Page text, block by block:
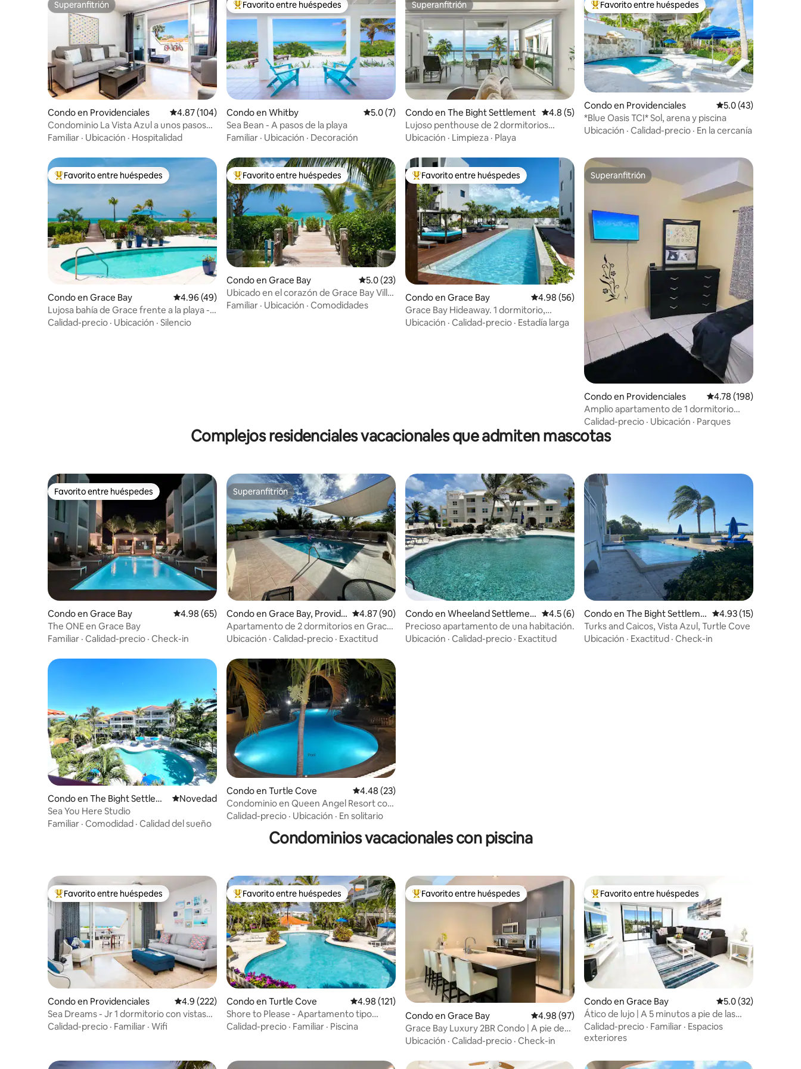
Superanfitrión
Superanfitrión
Condo en Providenciales Calificación promedio: 4.87 de 5, 104 reseñas
4.87 (104)
Condominio La Vista Azul a unos pasos
de la playa de Grace Bay
Familiar · Ubicación · Hospitalidad
Favorito entre huéspedes preferido
Favorito entre huéspedes
Condo en Whitby Calificación promedio: 5.0 de 5, 7 reseñas
5.0 (7)
Sea Bean - A pasos de la playa
Familiar · Ubicación · Decoración
Superanfitrión
Superanfitrión
Condo en The Bight Settlement Calificación promedio: 4.8 de 5, 5 reseñas
4.8 (5)
Lujoso penthouse de 2 dormitorios
frente al mar en Grace Bay
Ubicación · Limpieza · Playa
Favorito entre huéspedes preferido
Favorito entre huéspedes
Condo en Providenciales Calificación
5.0 (43)
*Blue Oasis TCI* Sol, arena y piscina
Ubicación · Calidad-precio · En la cercanía
Favorito entre huéspedes preferido
Favorito entre huéspedes
Condo en Grace Bay Calificación promedio: 4.96 de 5, 49 reseñas
4.96 (49)
Lujosa bahía de Grace frente a la playa -
¡Perfección!
Calidad-precio · Ubicación · Silencio
Favorito entre huéspedes preferido
Favorito entre huéspedes
Condo en Grace Bay Calificación promedio: 5.0 de 5, 23 reseñas
5.0 (23)
Ubicado en el corazón de Grace Bay Villa
Renaissance.
Familiar · Ubicación · Comodidades
Favorito entre huéspedes preferido
Favorito entre huéspedes
Condo en Grace Bay Calificación promedio: 4.98 de 5, 56 reseñas
4.98 (56)
Grace Bay Hideaway. 1 dormitorio,
centro de Grace Bay.
Ubicación · Calidad-precio · Estadía larga
Superanfitrión
Superanfitrión
Condo en Providenciales Calificación promedio:
4.78 (198)
Amplio apartamento de 1 dormitorio
cerca de la playa
Calidad-precio · Ubicación · Parques
Complejos residenciales vacacionales que admiten mascotas
Favorito entre huéspedes
Favorito entre huéspedes
Condo en Grace Bay Calificación promedio: 4.98 de 5, 65 reseñas
4.98 (65)
The ONE en Grace Bay
Familiar · Calidad-precio · Check-in
Superanfitrión
Superanfitrión
Condo en Grace Bay, Provide
nciales
Calificación promedio: 4.87 de 5, 90 reseñas
4.87 (90)
Apartamento de 2 dormitorios en Grace
Bay a pocos pasos de la playa
Ubicación · Calidad-precio · Exactitud
Condo en Wheeland Settlemen
t
Calificación promedio: 4.5 de 5, 6 reseñas
4.5 (6)
Precioso apartamento de una habitación.
Ubicación · Calidad-precio · Exactitud
Condo en The Bight Settleme
nt
Calificación
4.93 (15)
Turks and Caicos, Vista Azul, Turtle Cove
Ubicación · Exactitud · Check-in
Condo en The Bight Settlem
ent
Lugar para hospedarse
Novedad
Sea You Here Studio
Familiar · Comodidad · Calidad del sueño
Condo en Turtle Cove Calificación promedio: 4.48 de 5, 23 reseñas
4.48 (23)
Condominio en Queen Angel Resort con
cama tamaño king, piscina y gimnasio
Calidad-precio · Ubicación · En solitario
Condominios vacacionales con piscina
Favorito entre huéspedes preferido
Favorito entre huéspedes
Condo en Providenciales Calificación promedio: 4.9 de 5, 222 reseñas
4.9 (222)
Sea Dreams - Jr 1 dormitorio con vistas
panorámicas al mar
Calidad-precio · Familiar · Wifi
Favorito entre huéspedes preferido
Favorito entre huéspedes
Condo en Turtle Cove Calificación promedio: 4.98 de 5, 121 reseñas
4.98 (121)
Shore to Please - Apartamento tipo
estudio grande con patio
Calidad-precio · Familiar · Piscina
Favorito entre huéspedes preferido
Favorito entre huéspedes
Condo en Grace Bay Calificación promedio: 4.98 de 5, 97 reseñas
4.98 (97)
Grace Bay Luxury 2BR Condo | A pie de
playa y tiendas
Ubicación · Calidad-precio · Check-in
Favorito entre huéspedes preferido
Favorito entre huéspedes
Condo en Grace Bay Calificación
5.0 (32)
Ático de lujo | A 5 minutos a pie de las
tiendas de Grace Bay
Calidad-precio · Familiar · Espacios
exteriores